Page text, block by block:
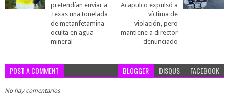
Acapulco expulsó a
víctima de
violación, pero
mantiene a director
denunciado
pretendían enviar a
Texas una tonelada
de metanfetamina
oculta en agua
mineral
POST A COMMENT BLOGGER DISQUS FACEBOOK
No hay comentarios